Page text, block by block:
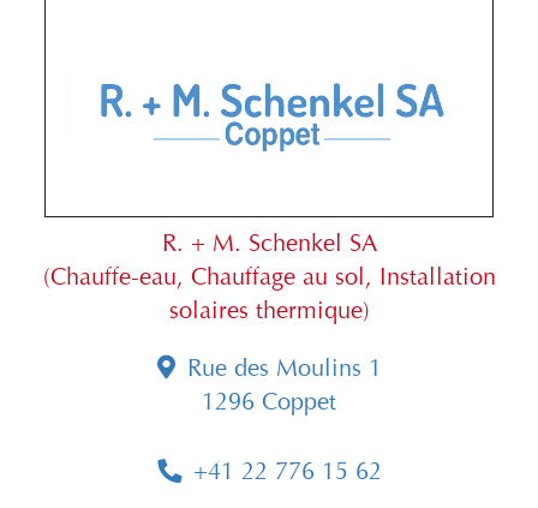
R. + M. Schenkel SA
(Chauffe-eau, Chauffage au sol, Installation
solaires thermique)
Rue des Moulins 1
1296 Coppet
+41 22 776 15 62